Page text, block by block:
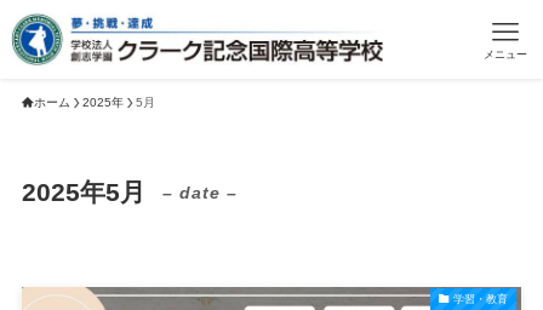
メニュー
ホーム 2025年 5月
2025年5月 – date –
学習・教育